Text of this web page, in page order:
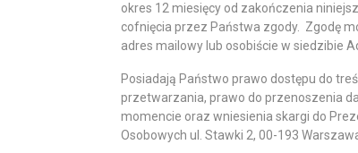
okres 12 miesięcy od zakończenia
cofnięcia przez Państwa zgody. Zgodę
adres mailowy lub osobiście w siedzibie
Posiadają Państwo prawo dostępu do
przetwarzania, prawo do przenoszenia
momencie oraz wniesienia skargi do
Osobowych ul. Stawki 2, 00-193